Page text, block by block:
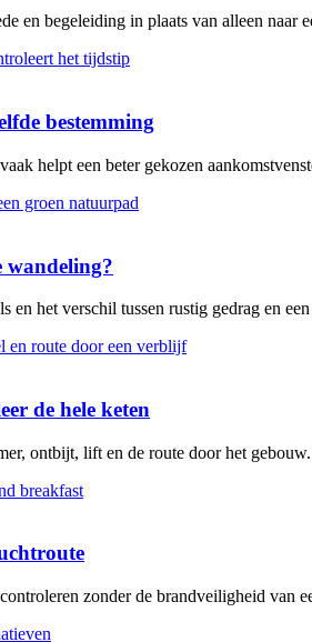
en begeleiding in plaats van alleen naar
bestemming
helpt een beter gekozen
wandeling?
het verschil tussen rustig gedrag en
de hele keten
ontbijt, lift en de route door het gebouw.
zonder de brandveiligheid van